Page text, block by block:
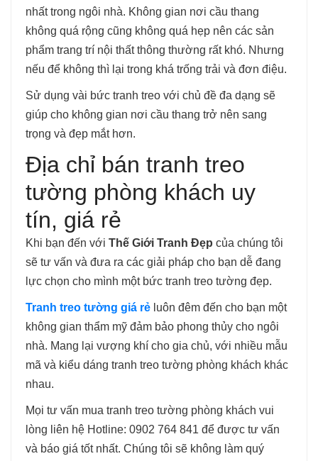
nhất trong ngôi nhà. Không gian nơi cầu thang
không quá rộng cũng không quá hẹp nên các sản
phẩm trang trí nội thất thông thường rất khó. Nhưng
nếu để không thì lại trong khá trống trải và đơn điệu.
Sử dụng vài bức tranh treo với chủ đề đa dạng sẽ
giúp cho không gian nơi cầu thang trở nên sang
trọng và đẹp mắt hơn.
Địa chỉ bán tranh treo
tường phòng khách uy
tín, giá rẻ
Khi bạn đến với Thế Giới Tranh Đẹp của chúng tôi
sẽ tư vấn và đưa ra các giải pháp cho bạn dễ đang
lực chọn cho mình một bức tranh treo tường đẹp.
Tranh treo tường giá rẻ luôn đêm đến cho bạn một
không gian thẩm mỹ đảm bảo phong thủy cho ngôi
nhà. Mang lại vượng khí cho gia chủ, với nhiều mẫu
mã và kiểu dáng tranh treo tường phòng khách khác
nhau.
Mọi tư vấn mua tranh treo tường phòng khách vui
lòng liên hệ Hotline: 0902 764 841 để được tư vấn
và báo giá tốt nhất. Chúng tôi sẽ không làm quý